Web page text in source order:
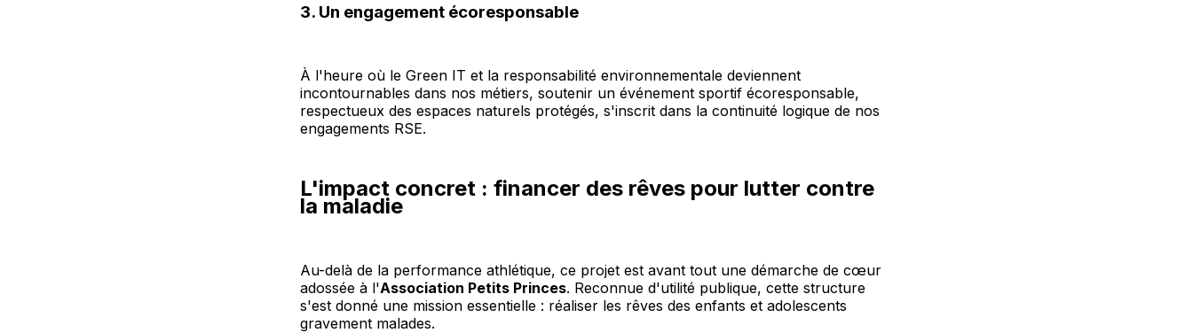
3. Un engagement écoresponsable
À l'heure où le Green IT et la responsabilité environnementale deviennent
incontournables dans nos métiers, soutenir un événement sportif écoresponsable,
respectueux des espaces naturels protégés, s'inscrit dans la continuité logique de nos
engagements RSE.
L'impact concret : financer des rêves pour lutter contre
la maladie
Au-delà de la performance athlétique, ce projet est avant tout une démarche de cœur
adossée à l'Association Petits Princes. Reconnue d'utilité publique, cette structure
s'est donné une mission essentielle : réaliser les rêves des enfants et adolescents
gravement malades.